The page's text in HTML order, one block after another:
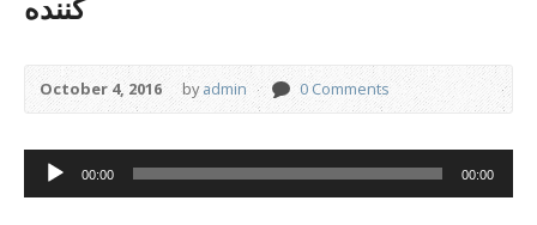
October 4, 2016 byadmin 0 Comments
Audio
Player
00:00 00:00